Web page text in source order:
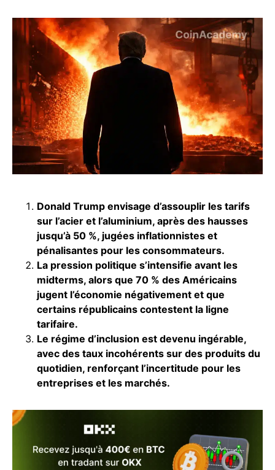
Donald Trump envisage d’assouplir les tarifs
sur l’acier et l’aluminium, après des hausses
jusqu’à 50 %, jugées inflationnistes et
pénalisantes pour les consommateurs.
La pression politique s’intensifie avant les
midterms, alors que 70 % des Américains
jugent l’économie négativement et que
certains républicains contestent la ligne
tarifaire.
Le régime d’inclusion est devenu ingérable,
avec des taux incohérents sur des produits du
quotidien, renforçant l’incertitude pour les
entreprises et les marchés.